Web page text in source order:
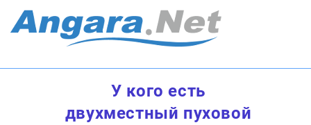
У кого есть
двухместный пуховой